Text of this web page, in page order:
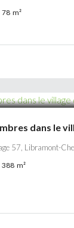
78 m²
dans le
57, Libramont-
388 m²